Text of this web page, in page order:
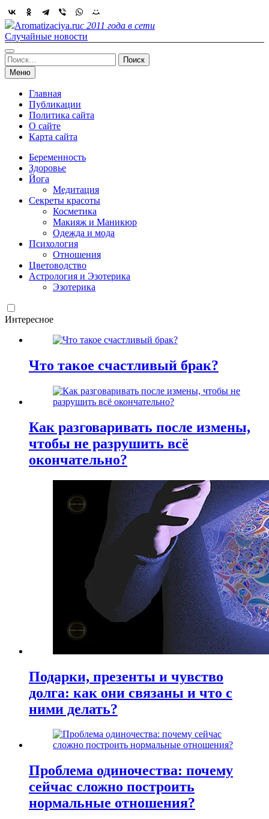
Skip
to
content
Aromatizaciya.ruс 2011 года в сети
Случайные новости
Найти:
Меню
Главная
Публикации
Политика сайта
О сайте
Карта сайта
Беременность
Здоровье
Йога
Медитация
Секреты красоты
Косметика
Макияж и Маникюр
Одежда и мода
Психология
Отношения
Цветоводство
Астрология и Эзотерика
Эзотерика
Интересное
Что такое счастливый брак?
Как разговаривать после измены,
чтобы не разрушить всё
окончательно?
Подарки, презенты и чувство
долга: как они связаны и что с
ними делать?
Проблема одиночества: почему
сейчас сложно построить
нормальные отношения?